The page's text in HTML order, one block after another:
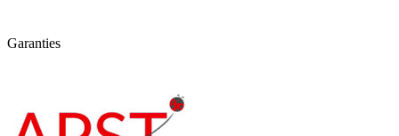
Garanties